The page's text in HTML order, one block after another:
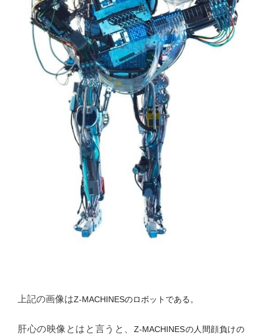
上記の画像はZ-MACHINESのロボットである。
肝心の映像とはと言うと、 Z-MACHINESの人間顔負けの